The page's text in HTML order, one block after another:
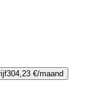
304,23 €/maand